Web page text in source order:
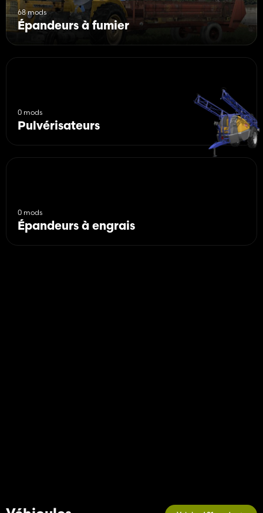
68 mods
Épandeurs à fumier
0 mods
Pulvérisateurs
0 mods
Épandeurs à engrais